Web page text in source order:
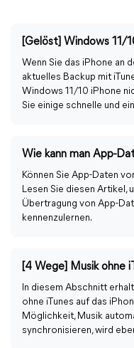
[Gelöst] Windows 11/
Wenn Sie das iPhone an
aktuelles Backup mit
Windows 11/10 iPhone
Sie einige schnelle und
Können Sie App-Daten
Lesen Sie diesen Artikel,
Übertragung von App-
kennenzulernen.
In diesem Abschnitt
ohne iTunes auf das
Möglichkeit, Musik
synchronisieren, wird